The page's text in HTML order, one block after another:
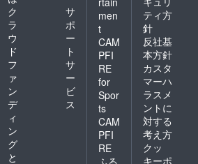
ク
ラ
ウ
ド
フ
ァ
ン
デ
ィ
ン
グ
と
サ
ポ
ー
ト
サ
ー
ビ
ス
men
t
CAM
PFI
RE
for
Spor
ts
CAM
PFI
RE
ふる
ティ方
針
反社基
本方針
カスタ
マーハ
ラスメ
ントに
対する
考え方
クッ
キーポ